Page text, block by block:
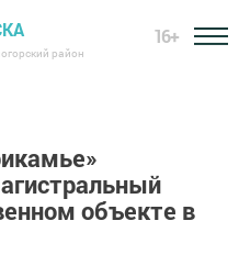
район
16+
объекте в